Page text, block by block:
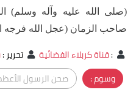
(صلى الله عليه وآله وسلم)
صاحب الزمان (عجل الله فرجه
:قناة كربلاء الفضائية تحرير:
وسوم :
صحن الرسول